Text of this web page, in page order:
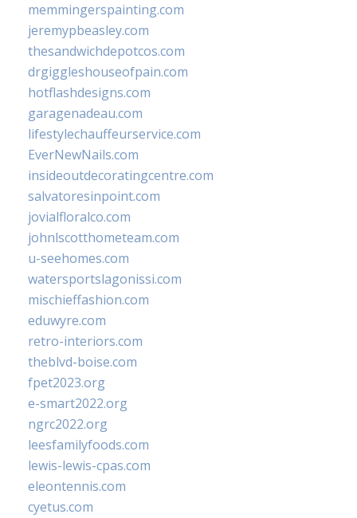
memmingerspainting.com
jeremypbeasley.com
thesandwichdepotcos.com
drgiggleshouseofpain.com
hotflashdesigns.com
garagenadeau.com
lifestylechauffeurservice.com
EverNewNails.com
insideoutdecoratingcentre.com
salvatoresinpoint.com
jovialfloralco.com
johnlscotthometeam.com
u-seehomes.com
watersportslagonissi.com
mischieffashion.com
eduwyre.com
retro-interiors.com
theblvd-boise.com
fpet2023.org
e-smart2022.org
ngrc2022.org
leesfamilyfoods.com
lewis-lewis-cpas.com
eleontennis.com
cyetus.com